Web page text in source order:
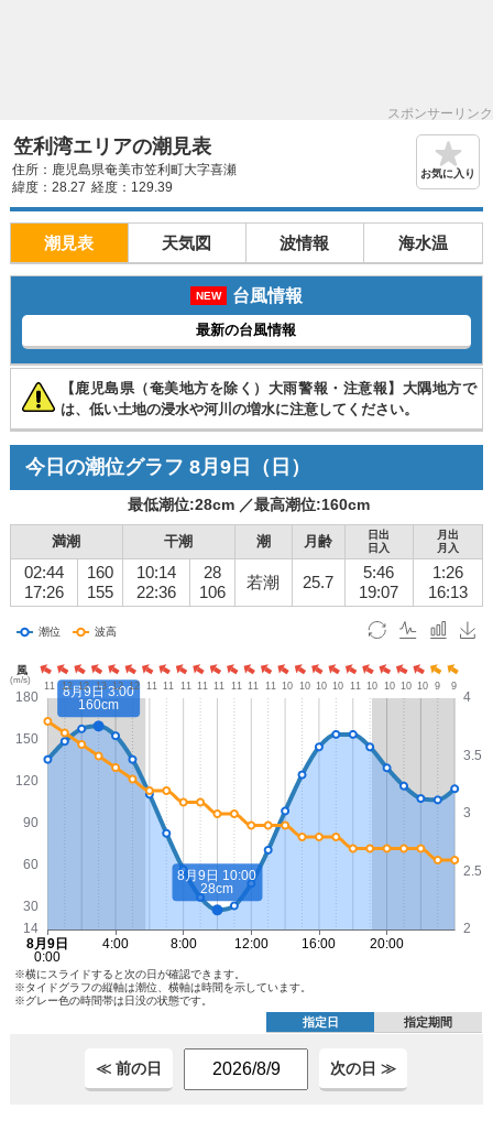
スポンサーリンク
笠利湾エリアの潮見表
住所：鹿児島県奄美市笠利町大字喜瀬
緯度：28.27 経度：129.39
お気に入り
潮見表 天気図 波情報 海水温
NEW 台風情報
最新の台風情報
【鹿児島県（奄美地方を除く）大雨警報・注意報】大隅地方で
は、低い土地の浸水や河川の増水に注意してください。
今日の潮位グラフ 8月9日 （日）
最低潮位:28cm ／最高潮位:160cm
満潮 干潮 潮 月齢
日出
日入
月出
月入
02:44
17:26
160
155
10:14
22:36
28
106
若潮 25.7
5:46
19:07
1:26
16:13
※横にスライドすると次の日が確認できます。
※タイドグラフの縦軸は潮位、横軸は時間を示しています。
※グレー色の時間帯は日没の状態です。
指定日 指定期間
≪ 前の日 次の日 ≫